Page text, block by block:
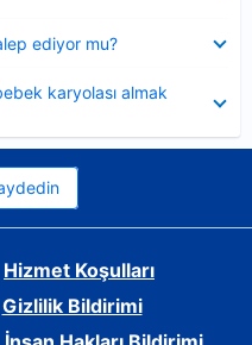
ediyor mu?
karyolası almak
Hizmet Koşulları
Gizlilik Bildirimi